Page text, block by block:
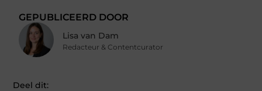
GEPUBLICEERD DOOR
Lisa van Dam
Redacteur & Contentcurator
Deel dit: